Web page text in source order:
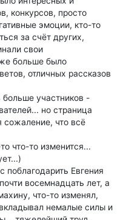
конкурсов, просто
эмоции, кто-то
за счёт других,
свои
больше было
отличных рассказов
участников -
но страница
сожаление, что всё
что-то изменится...
поблагодарить Евгения
восемнадцать лет, а
что-то изменял,
немалые силы и